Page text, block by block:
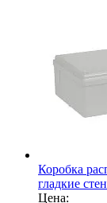
Коробка
гладкие
Цена: